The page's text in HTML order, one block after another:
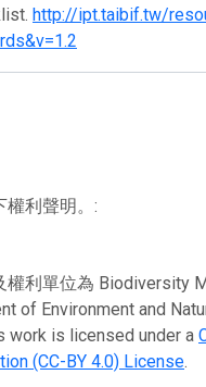
http://ipt.taibif.tw/
權利聲明。:
權利單位為 Biodiversity
of Environment and
work is licensed under a
(CC-BY 4.0) License.